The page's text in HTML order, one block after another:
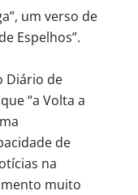
um verso de
Espelhos”.
Diário de
“a Volta a
de
na
muito